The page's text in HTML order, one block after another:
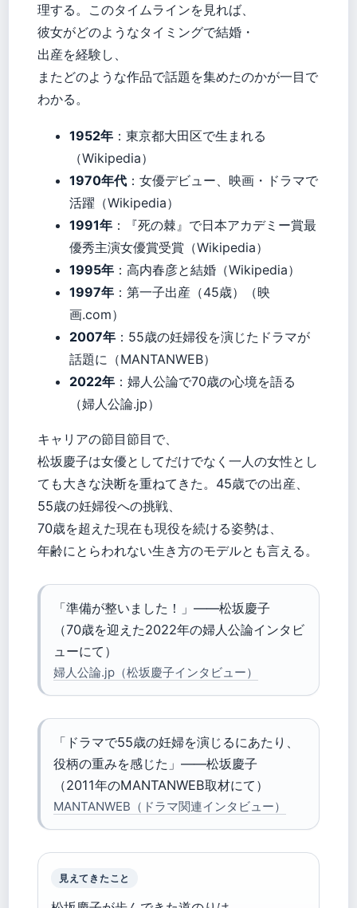
理する。このタイムラインを見れば、
彼女がどのようなタイミングで結婚・
出産を経験し、
またどのような作品で話題を集めたのかが一目で
わかる。
1952年 ：東京都大田区で生まれる
（Wikipedia）
1970年代 ：女優デビュー、映画・ドラマで
活躍（Wikipedia）
1991年 ：『死の棘』で日本アカデミー賞最
優秀主演女優賞受賞（Wikipedia）
1995年 ：高内春彦と結婚（Wikipedia）
1997年 ：第一子出産（45歳）（映
画.com）
2007年 ：55歳の妊婦役を演じたドラマが
話題に（MANTANWEB）
2022年 ：婦人公論で70歳の心境を語る
（婦人公論.jp）
キャリアの節目節目で、
松坂慶子は女優としてだけでなく一人の女性とし
ても大きな決断を重ねてきた。45歳での出産、
55歳の妊婦役への挑戦、
70歳を超えた現在も現役を続ける姿勢は、
年齢にとらわれない生き方のモデルとも言える。
「準備が整いました！」——松坂慶子
（70歳を迎えた2022年の婦人公論インタビ
ューにて）
婦人公論.jp（松坂慶子インタビュー）
「ドラマで55歳の妊婦を演じるにあたり、
役柄の重みを感じた」——松坂慶子
（2011年のMANTANWEB取材にて）
MANTANWEB（ドラマ関連インタビュー）
見えてきたこと